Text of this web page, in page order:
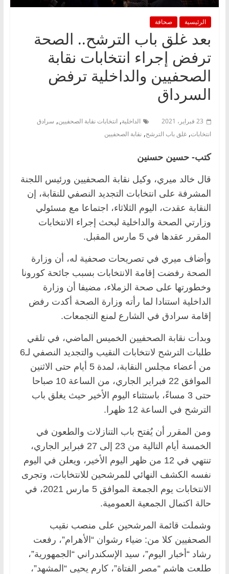
الرئيسية صحافة
بعد غلق باب الترشح.. الصحة
ترفض إجراء انتخابات نقابة
الصحفيين والداخلية ترفض
السرداق
23 فبراير، 2021 الداخلية, انتخابات نقابة الصحفيين, سرادق
انتخابات, غلق باب الترشح, نقابة الصحفيين
كتب- حسين حسنين
قال خالد ميري، وكيل نقابة الصحفيين ورئيس اللجنة
المشرفة على انتخابات التجديد النصفي للنقابة، إن
النقابة عقدت، اليوم الثلاثاء، اجتماعا مع مسئولي
وزارتي الصحة والداخلية لبحث إجراء الانتخابات
المقرر عقدها في 5 مارس المقبل.
وأضاف ميري في تصريحات صحفية له، أن وزارة
الصحة رفضت إقامة الانتخابات بسبب جائحة كورونا
وخطورتها على صحة الزملاء، مضيفا أن وزارة
الداخلية استنادا لما رأته وزارة الصحة أكدت رفض
إقامة سرادق في الشارع لمنع التجمعات.
وبدأت نقابة الصحفيين الخميس الماضي، في تلقي
طلبات الترشح لانتخابات النقيب والتجديد النصفي لـ6
من أعضاء مجلس النقابة، لمدة 5 أيام حتى الاثنين
الموافق 22 فبراير الجاري، من الساعة 10 صباحا
حتى 3 مساءً، باستثناء اليوم الأخير حيث يغلق باب
الترشح في الساعة 12 ظهرا.
ومن المقرر أن يُفتح باب التنازلات والطعون في
الخمسة أيام التالية من 23 إلى 27 فبراير الجاري،
تنتهي في 12 من ظهر اليوم الأخير، ويعلن في اليوم
نفسه الكشف النهائي للمرشحين للانتخابات، وتجرى
الانتخابات يوم الجمعة الموافق 5 مارس 2021، في
حالة اكتمال الجمعية العمومية.
وشملت قائمة المرشحين على منصب نقيب
الصحفيين كلا من: ضياء رشوان “الأهرام”، رفعت
رشاد “أخبار اليوم”، سيد الإسكندراني “الجمهورية”،
طلعت هاشم “مصر الفتاة”، كارم يحيى “المشهد”،